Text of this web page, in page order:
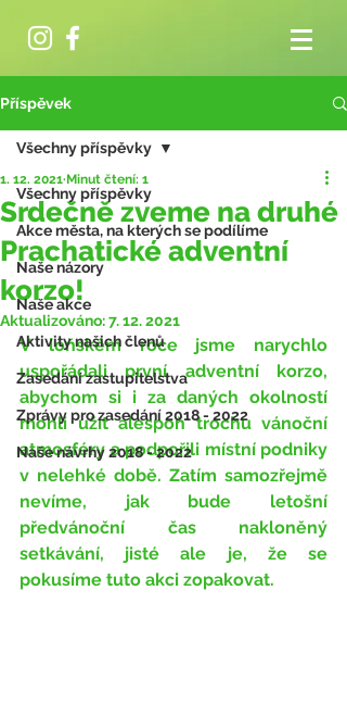
Příspěvek
Všechny příspěvky
Akce města, na kterých se podílíme
Naše názory
Naše akce
Aktivity našich členů
Zasedání zastupitelstva
Zprávy pro zasedání 2018 - 2022
Naše návrhy 2018 - 2022
Všechny příspěvky
Srdečně zveme na druhé
Prachatické adventní
korzo!
1. 12. 2021 Minut čtení: 1
Aktualizováno:7. 12. 2021
V loňském roce jsme narychlo
uspořádali první adventní korzo,
abychom si i za daných okolností
mohli užít alespoň trochu vánoční
atmosféry a podpořili místní podniky
v nelehké době. Zatím samozřejmě
nevíme, jak bude letošní
předvánoční čas nakloněný
setkávání, jisté ale je, že se
pokusíme tuto akci zopakovat.